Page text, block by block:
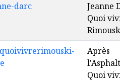
darc
Jeanne
Quoi
Rimouski
Après
Quoi